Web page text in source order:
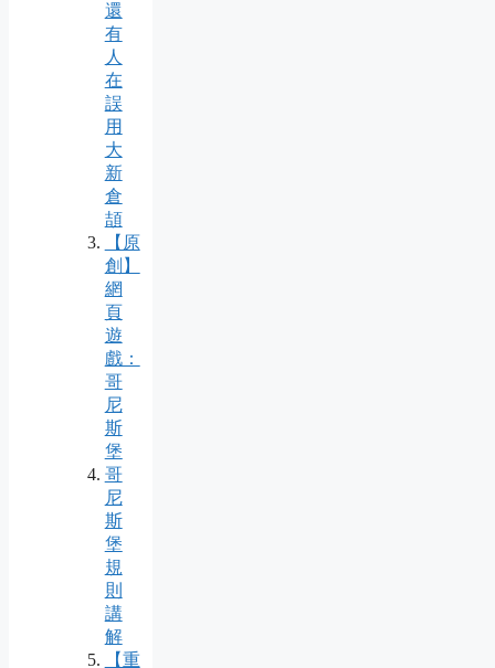
還
有
人
在
誤
用
大
新
倉
頡
【原
創】
網
頁
遊
戲：
哥
尼
斯
堡
哥
尼
斯
堡
規
則
講
解
【重